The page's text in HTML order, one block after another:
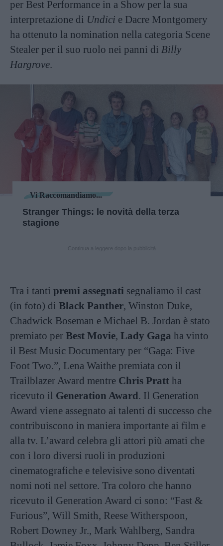
per Best Performance in a Show per la sua
interpretazione di Undici e Dacre Montgomery
ha ottenuto la nomination nella categoria Scene
Stealer per il suo ruolo nei panni di Billy
Hargrove.
Vi Raccomandiamo...
Stranger Things: le novità della terza
stagione
Tra i tanti premi assegnati segnaliamo il cast
(in foto) di Black Panther, Winston Duke,
Chadwick Boseman e Michael B. Jordan è stato
premiato per Best Movie, Lady Gaga ha vinto
il Best Music Documentary per “Gaga: Five
Foot Two.”, Lena Waithe premiata con il
Trailblazer Award mentre Chris Pratt ha
ricevuto il Generation Award. Il Generation
Award viene assegnato ai talenti di successo che
contribuiscono in maniera importante ai film e
alla tv. L’award celebra gli attori più amati che
con i loro diversi ruoli in produzioni
cinematografiche e televisive sono diventati
nomi noti nel settore. Tra coloro che hanno
ricevuto il Generation Award ci sono: “Fast &
Furious”, Will Smith, Reese Witherspoon,
Robert Downey Jr., Mark Wahlberg, Sandra